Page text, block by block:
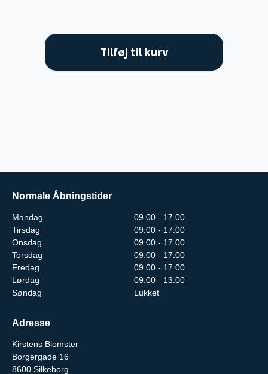
Tilføj til kurv
Normale Åbningstider
Mandag
09.00 - 17.00
Tirsdag
09.00 - 17.00
Onsdag
09.00 - 17.00
Torsdag
09.00 - 17.00
Fredag
09.00 - 17.00
Lørdag
09.00 - 13.00
Søndag
Lukket
Adresse
Kirstens Blomster
Borgergade 16
8600 Silkeborg